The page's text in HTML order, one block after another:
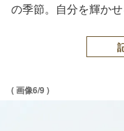
の季節。自分を輝か
( 画像6/9 )